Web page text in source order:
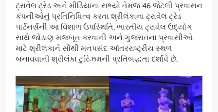
ટ્રાવેલ ટ્રેડ અને મીડિયાના સભ્યો તેમજ 46 જેટલી પ્રવાસન
કંપનીઓનું પ્રતિનિધિત્વ કરતા શ્રીલંકાના ટ્રાવેલ ટ્રેડ
પાર્ટનર્સની આ વિશાળ ઉપસ્થિતિ, ભારતીય ટ્રાવેલ ઉદ્યોગ
સાથે જોડાણ મજબૂત કરવાની અને ગુજરાતના પ્રવાસીઓ
માટે શ્રીલંકાને સૌથી મનપસંદ આંતરરાષ્ટ્રીય સ્થળ
બનાવવાની શ્રીલંકા ટુરિઝમની પ્રતિબદ્ધતા દર્શાવે છે.